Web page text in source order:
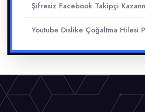
Şifresiz Facebook Takipçi
Youtube Dislike Çoğaltma Hilesi